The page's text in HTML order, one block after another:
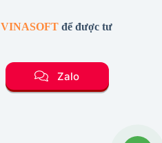
VINASOFT để được tư
Zalo